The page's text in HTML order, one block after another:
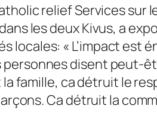
relief Services sur
les deux Kivus, a
locales: « L’impact est
disent peut-
famille, ca détruit le
Ca détruit la